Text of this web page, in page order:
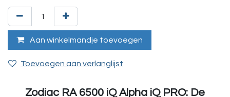
Aan winkelmandje toevoegen
Toevoegen aan verlanglijst
Zodiac RA 6500 iQ Alpha iQ PRO: De